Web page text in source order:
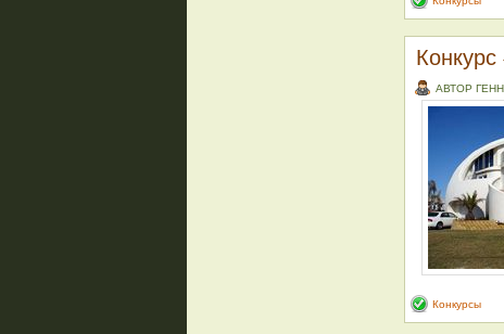
АВТОР
Конкурсы